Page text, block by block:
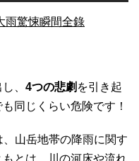
雨驚悚瞬間全錄
、 4つの悲劇 を引き起
同じくらい危険です！
山岳地帯の降雨に関す